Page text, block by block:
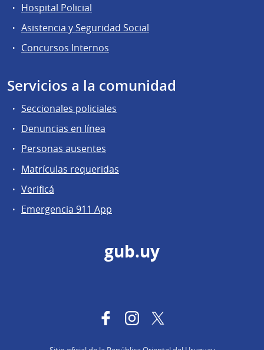
Hospital Policial
Asistencia y Seguridad Social
Concursos Internos
Servicios a la comunidad
Seccionales policiales
Denuncias en línea
Personas ausentes
Matrículas requeridas
Verificá
Emergencia 911 App
gub.uy
FacebookInstagram